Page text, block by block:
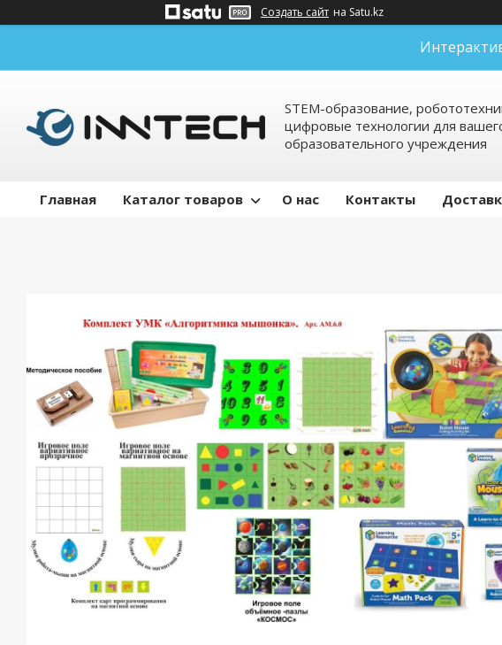
Создать сайт на Satu.kz
STEM-образование,
цифровые технологии для
образовательного учреждения
Главная Каталог товаров О нас Контакты